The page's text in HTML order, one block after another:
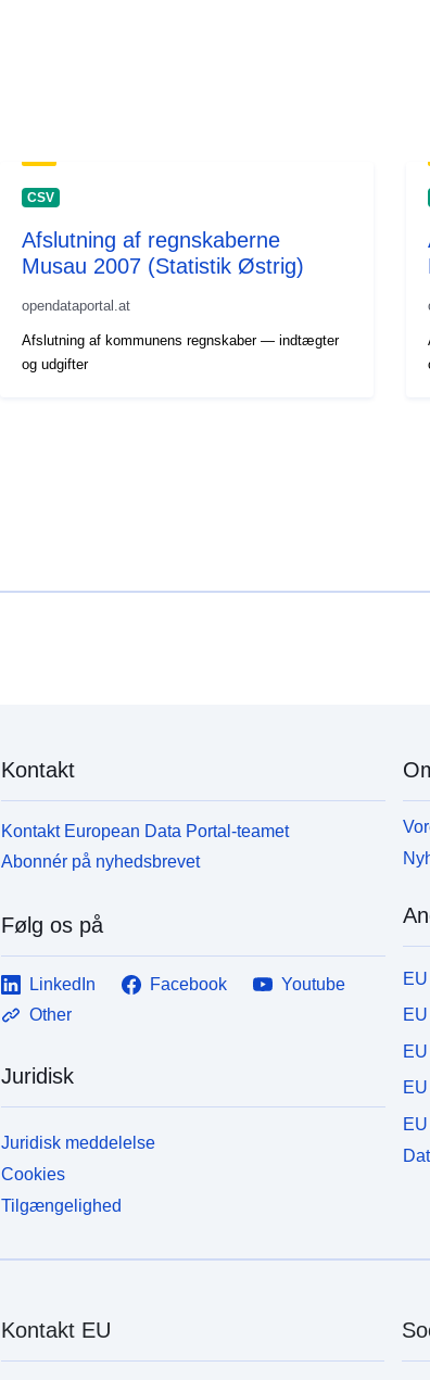
CSV
Afslutning af regnskaberne
Musau 2007 (Statistik Østrig)
opendataportal.at
Afslutning af kommunens regnskaber — indtægter
og udgifter
Kontakt
Kontakt European Data Portal-teamet
Abonnér på nyhedsbrevet
Følg os på
LinkedIn Facebook
Youtube
Other
Juridisk
Juridisk meddelelse
Cookies
Tilgængelighed
Kontakt EU